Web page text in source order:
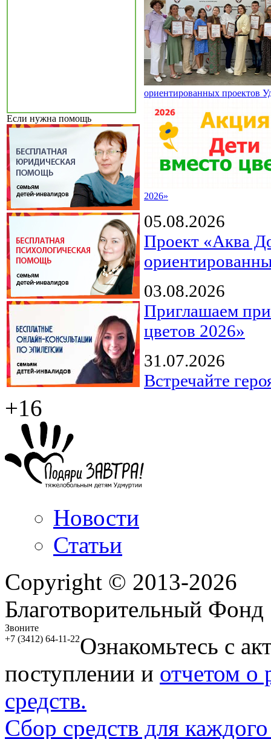
Если нужна помощь
ориентированных проектов
2026»
05.08.2026
Проект «Аква
03.08.2026
Приглашаем
цветов 2026»
31.07.2026
Встречайте
+16
Новости
Статьи
Copyright © 2013-2026
Благотворительный
Звоните
+7 (3412) 64-11-22Ознакомьтесь с
поступлении и отчетом о
средств.
Сбор средств для